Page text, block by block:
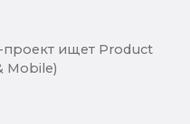
ищет Product
Mobile)